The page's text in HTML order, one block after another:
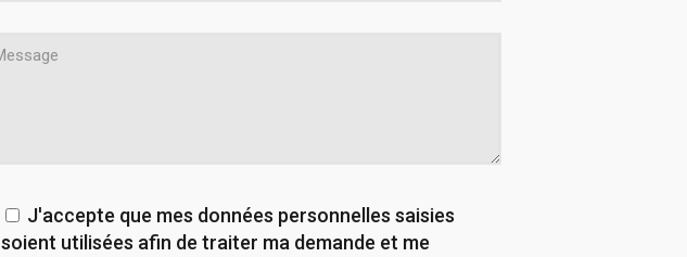
J'accepte que mes données personnelles saisies
soient utilisées afin de traiter ma demande et me